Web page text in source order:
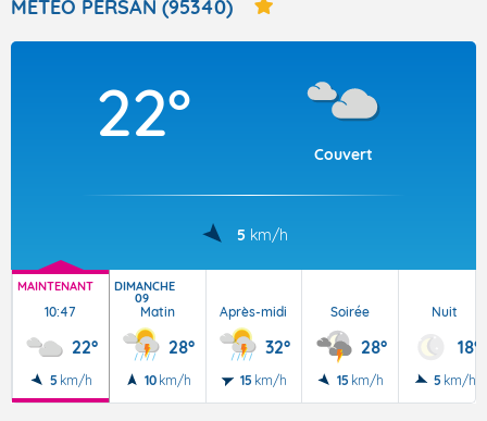
Articles
METEO PERSAN (95340)
22°
Couvert
5 km/h
MAINTENANT
10:47
22°
5 km/h
DIMANCHE
09
Matin
28°
10 km/h
Après-midi
32°
15 km/h
Soirée
28°
15 km/h
Nuit
18°
5 km/h